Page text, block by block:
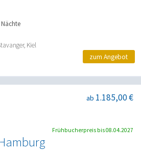
Nächte
Kiel
zum Angebot
ab 1.185,00 €
Frühbucherpreis bis 08.04.2027